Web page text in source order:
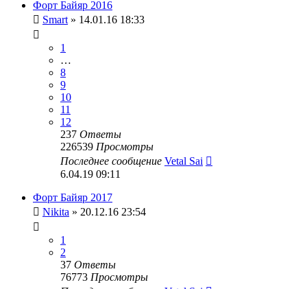
Форт Байяр 2016
Smart » 14.01.16 18:33
1
…
8
9
10
11
12
237 Ответы
226539 Просмотры
Последнее сообщение Vetal Sai
6.04.19 09:11
Форт Байяр 2017
Nikita » 20.12.16 23:54
1
2
37 Ответы
76773 Просмотры